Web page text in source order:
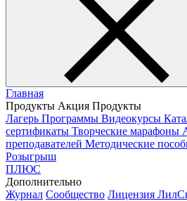
Главная
Продукты Акция Продукты
Лагерь Программы Видеокурсы
сертификаты Творческие марафоны
преподавателей Методические
Розыгрыш
ПЛЮС
Дополнительно
Журнал Сообщество Лицензия